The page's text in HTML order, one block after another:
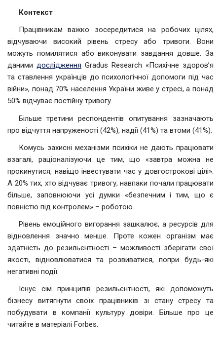
Контекст
Працівникам важко зосередитися на робочих цілях,
відчуваючи високий рівень стресу або тривоги. Вони
можуть помилятися або виконувати завдання довше. За
даними дослідження Gradus Research «Психічне здоровʼя
та ставлення українців до психологічної допомоги під час
війни», понад 70% населення України живе у стресі, а понад
50% відчуває постійну тривогу.
Більше третини респондентів опитування зазначають
про відчуття напруженості (42%), надії (41%) та втоми (41%).
Комусь захисні механізми психіки не дають працювати
взагалі, раціоналізуючи це тим, що «завтра можна не
прокинутися, навіщо інвестувати час у довгострокові цілі».
А 20% тих, хто відчуває тривогу, навпаки почали працювати
більше, заповнюючи усі думки «безпечним і тим, що є
повністю під контролем» – роботою.
Рівень емоційного вигорання зашкалює, а ресурсів для
відновлення значно менше. Проте кожен організм має
здатність до резильєнтності – можливості зберігати свої
якості, відновлюватися та розвиватися, попри будь-які
негативні події.
Існує сім принципів резильєнтності, які допоможуть
бізнесу витягнути своїх працівників зі стану стресу та
побудувати в компанії культуру довіри. Більше про це
читайте в матеріалі Forbes.